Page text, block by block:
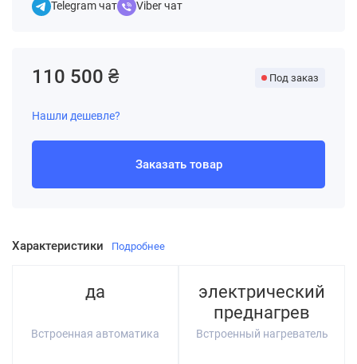
Telegram чат Viber чат
Характеристики Подробнее
да
Встроенная автоматика
электрический
преднагрев
Встроенный нагреватель
110 500 ₴ Под заказ
Нашли дешевле?
Заказать товар